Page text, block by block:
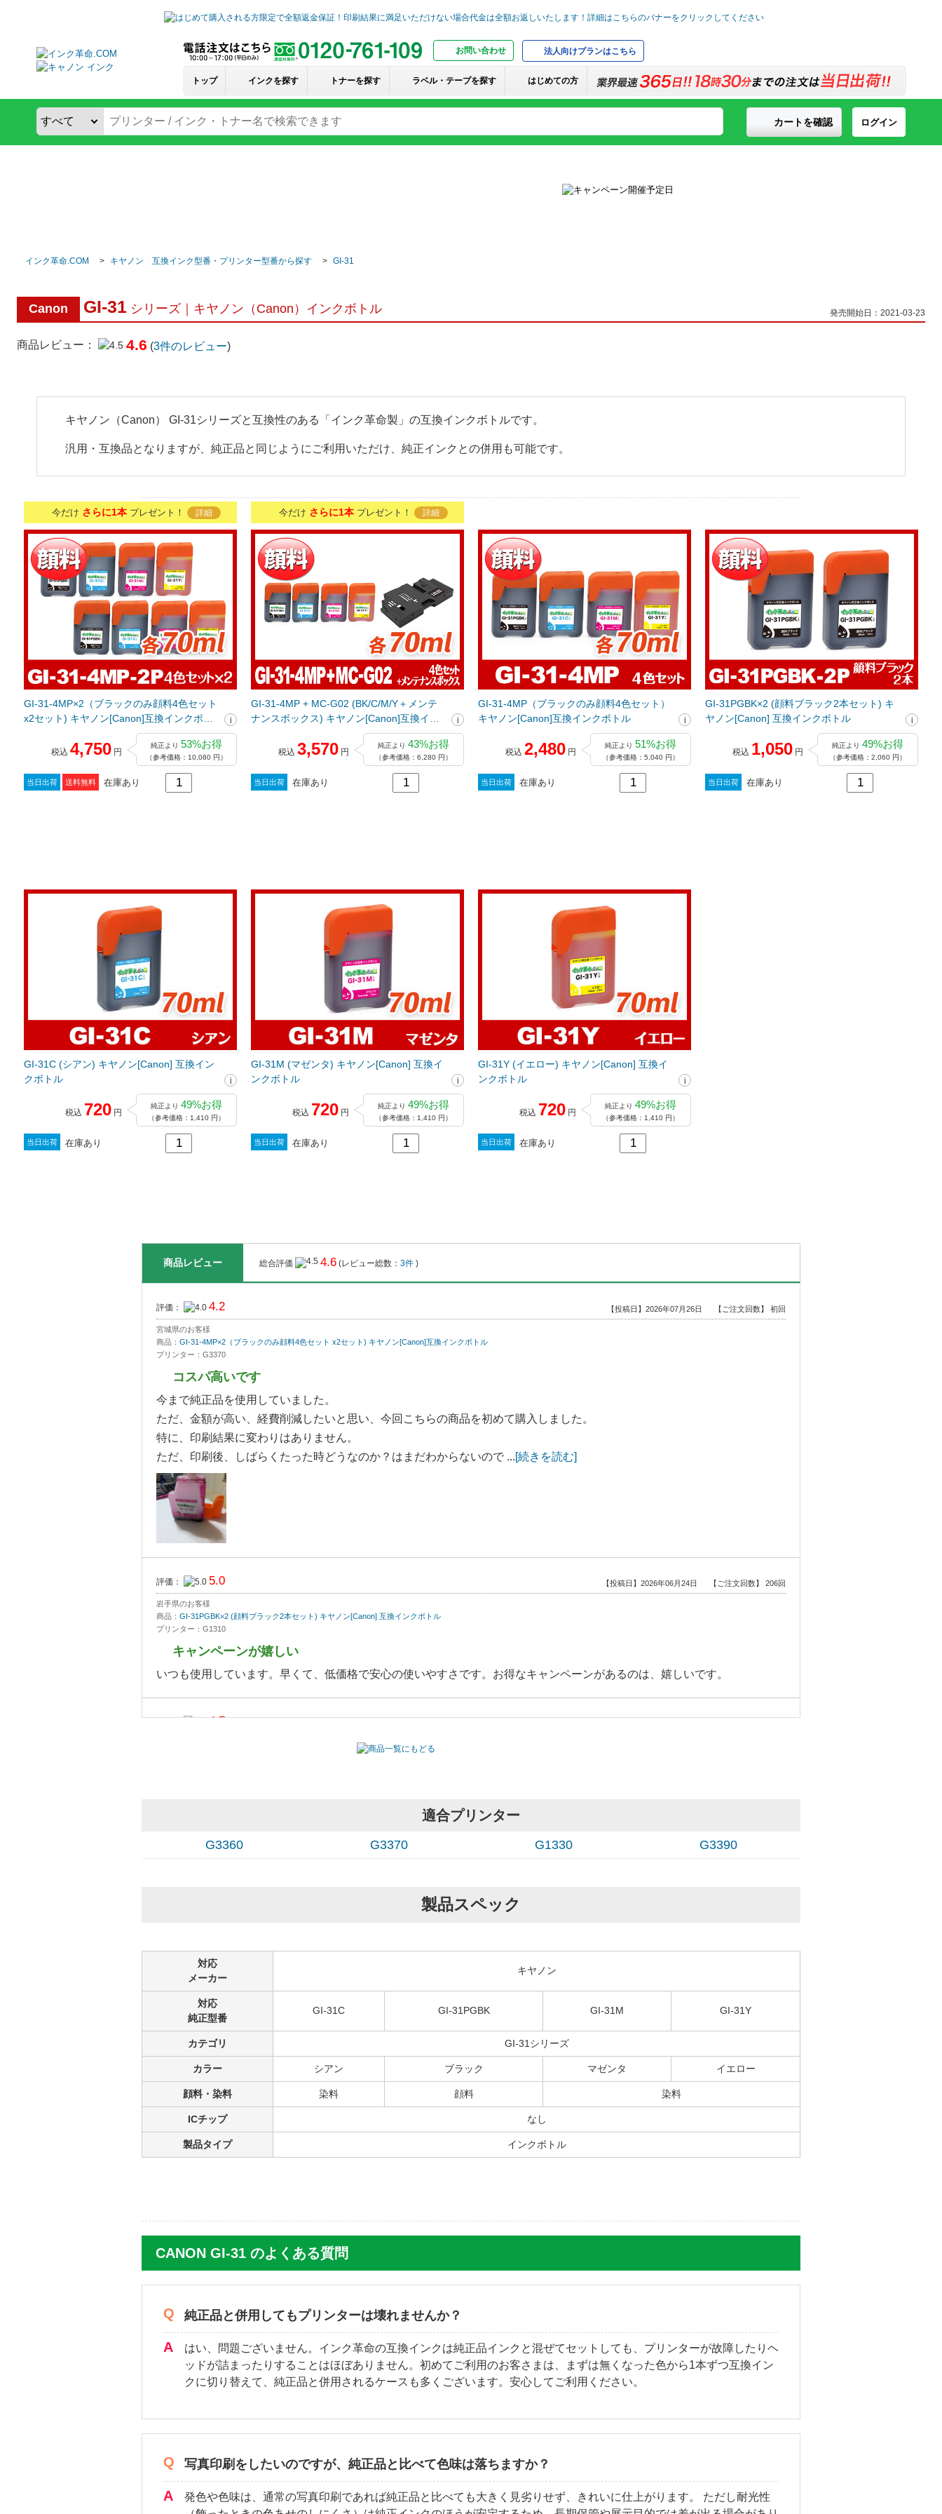
お問い合わせ 法人向けプランはこちら
トップ インクを探す トナーを探す ラベル・テープを探す はじめての方
ログイン
カートを確認
インク革命.COM キヤノン 互換インク型番・プリンター型番から探す GI-31
Canon GI-31 シリーズ｜キヤノン（Canon）インクボトル 発売開始日：2021-03-23
商品レビュー： 4.6 (3件のレビュー)
キヤノン（Canon） GI-31シリーズと互換性のある「インク革命製」の互換インクボトルです。
汎用・互換品となりますが、純正品と同じようにご利用いただけ、純正インクとの併用も可能です。
今だけ さらに1本プレゼント！ 詳細
GI-31-4MP×2（ブラックのみ顔料4色セット
x2セット) キヤノン[Canon]互換インクボト
税込 4,750 円
純正より 53%お得
（参考価格：10,080 円）
当日出荷 送料無料 在庫あり
今だけ さらに1本プレゼント！ 詳細
GI-31-4MP + MC-G02 (BK/C/M/Y＋メンテ
ナンスボックス) キヤノン[Canon]互換イン
税込 3,570 円
純正より 43%お得
（参考価格：6,280 円）
当日出荷 在庫あり
GI-31-4MP（ブラックのみ顔料4色セット）
キヤノン[Canon]互換インクボトル
税込 2,480 円
純正より 51%お得
（参考価格：5,040 円）
当日出荷 在庫あり
GI-31PGBK×2 (顔料ブラック2本セット) キ
ヤノン[Canon] 互換インクボトル
税込 1,050 円
純正より 49%お得
（参考価格：2,060 円）
当日出荷 在庫あり
GI-31C (シアン) キヤノン[Canon] 互換イン
クボトル
税込 720 円
純正より 49%お得
（参考価格：1,410 円）
当日出荷 在庫あり
GI-31M (マゼンタ) キヤノン[Canon] 互換イ
ンクボトル
税込 720 円
純正より 49%お得
（参考価格：1,410 円）
当日出荷 在庫あり
GI-31Y (イエロー) キヤノン[Canon] 互換イ
ンクボトル
税込 720 円
純正より 49%お得
（参考価格：1,410 円）
当日出荷 在庫あり
商品レビュー 総合評価 4.6 (レビュー総数： 3件 )
評価： 4.2 【ご注文回数】 初回
【投稿日】2026年07月26日
宮城県のお客様
商品： GI-31-4MP×2（ブラックのみ顔料4色セット x2セット) キヤノン[Canon]互換インクボトル
プリンター：G3370
コスパ高いです
今まで純正品を使用していました。
ただ、金額が高い、経費削減したいと思い、今回こちらの商品を初めて購入しました。
特に、印刷結果に変わりはありません。
ただ、印刷後、しばらくたった時どうなのか？はまだわからないので ...[続きを読む]
評価： 5.0 【ご注文回数】 206回
【投稿日】2026年06月24日
岩手県のお客様
商品： GI-31PGBK×2 (顔料ブラック2本セット) キヤノン[Canon] 互換インクボトル
プリンター：G1310
キャンペーンが嬉しい
いつも使用しています。早くて、低価格で安心の使いやすさです。お得なキャンペーンがあるのは、嬉しいです。
4.7
GI-31-4MP×2（ブラックのみ顔料4色セット x2セット) キヤノン[Canon]互換インクボトル
インクの注入も簡単でスムーズに入れることができます。
適合プリンター
G3360 G3370 G1330 G3390
製品スペック
対応
メーカー
キヤノン
対応
純正型番
GI-31C GI-31PGBK GI-31M GI-31Y
カテゴリ GI-31シリーズ
カラー シアン ブラック マゼンタ イエロー
顔料・染料 染料 顔料 染料
ICチップ なし
製品タイプ インクボトル
CANON GI-31 のよくある質問
純正品と併用してもプリンターは壊れませんか？
はい、問題ございません。インク革命の互換インクは純正品インクと混ぜてセットしても、プリンターが故障したりヘ
ッドが詰まったりすることはほぼありません。初めてご利用のお客さまは、まずは無くなった色から1本ずつ互換イン
クに切り替えて、純正品と併用されるケースも多くございます。安心してご利用ください。
写真印刷をしたいのですが、純正品と比べて色味は落ちますか？
発色や色味は、通常の写真印刷であれば純正品と比べても大きく見劣りせず、きれいに仕上がります。 ただし耐光性